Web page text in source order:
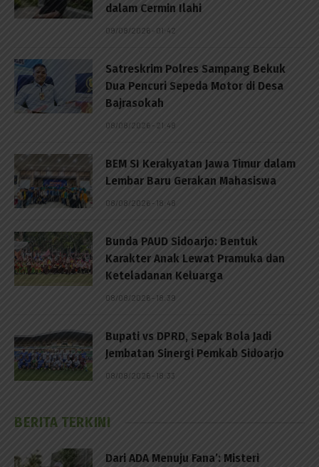
dalam Cermin Ilahi
09/08/2026 - 01:42
Satreskrim Polres Sampang Bekuk
Dua Pencuri Sepeda Motor di Desa
Bajrasokah
08/08/2026 - 21:48
BEM SI Kerakyatan Jawa Timur dalam
Lembar Baru Gerakan Mahasiswa
08/08/2026 - 18:48
Bunda PAUD Sidoarjo: Bentuk
Karakter Anak Lewat Pramuka dan
Keteladanan Keluarga
08/08/2026 - 18:39
Bupati vs DPRD, Sepak Bola Jadi
Jembatan Sinergi Pemkab Sidoarjo
08/08/2026 - 18:33
BERITA TERKINI
Dari ADA Menuju Fana’: Misteri